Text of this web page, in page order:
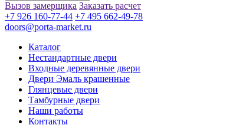
Вызов замерщика Заказать расчет
+7 926 160-77-44 +7 495 662-49-78
doors@porta-market.ru
Каталог
Нестандартные двери
Входные деревянные двери
Двери Эмаль крашенные
Глянцевые двери
Тамбурные двери
Наши работы
Контакты